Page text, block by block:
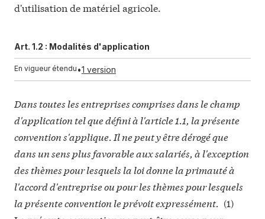
d'utilisation de matériel agricole.
Art. 1.2 : Modalités d'application
En vigueur étendu •1 version
Dans toutes les entreprises comprises dans le champ
d'application tel que défini à l'article 1.1, la présente
convention s'applique. Il ne peut y être dérogé que
dans un sens plus favorable aux salariés, à l'exception
des thèmes pour lesquels la loi donne la primauté à
l'accord d'entreprise ou pour les thèmes pour lesquels
la présente convention le prévoit expressément. (1)